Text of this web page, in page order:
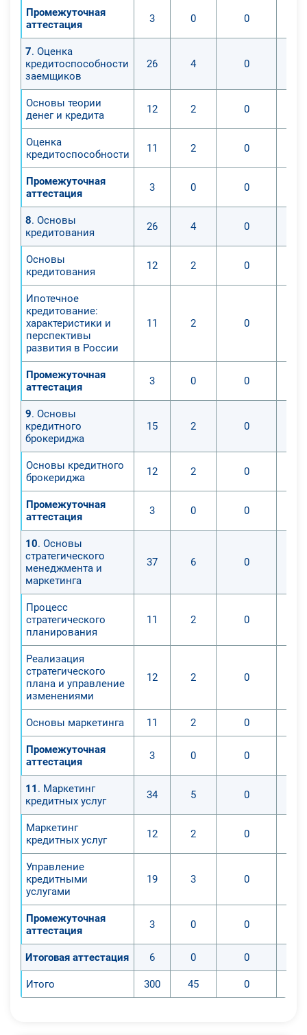
Промежуточная
аттестация
3 0 0
7. Оценка
кредитоспособности
заемщиков
26 4 0
Основы теории
денег и кредита
12 2 0
Оценка
кредитоспособности
11 2 0
Промежуточная
аттестация
3 0 0
8. Основы
кредитования
26 4 0
Основы
кредитования
12 2 0
Ипотечное
кредитование:
характеристики и
перспективы
развития в России
11 2 0
Промежуточная
аттестация
3 0 0
9. Основы
кредитного
брокериджа
15 2 0
Основы кредитного
брокериджа
12 2 0
Промежуточная
аттестация
3 0 0
10. Основы
стратегического
менеджмента и
маркетинга
37 6 0
Процесс
стратегического
планирования
11 2 0
Реализация
стратегического
плана и управление
изменениями
12 2 0
Основы маркетинга 11 2 0
Промежуточная
аттестация
3 0 0
11 . Маркетинг
кредитных услуг
34 5 0
Маркетинг
кредитных услуг
12 2 0
Управление
кредитными
услугами
19 3 0
Промежуточная
аттестация
3 0 0
Итоговая аттестация 6 0 0
Итого 300 45 0